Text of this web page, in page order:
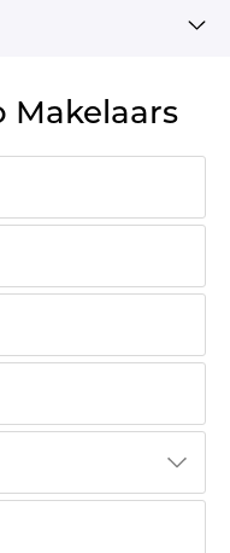
Makelaars